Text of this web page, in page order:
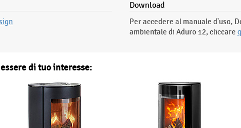
Download
Per accedere al manuale d'uso,
ambientale di Aduro 12, cliccare
di tuo interesse: